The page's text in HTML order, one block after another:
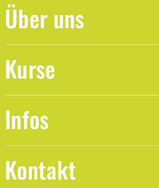
Über uns
Kurse
Infos
Kontakt